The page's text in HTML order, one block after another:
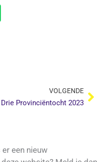
VOLGENDE
Drie Provinciëntocht 2023
een nieuw